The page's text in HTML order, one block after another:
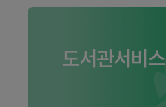
도서관서비스